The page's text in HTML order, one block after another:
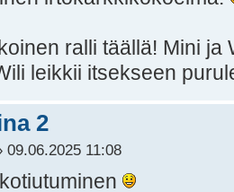
ralli täällä! Mini ja
leikkii itsekseen
2
09.06.2025 11:08